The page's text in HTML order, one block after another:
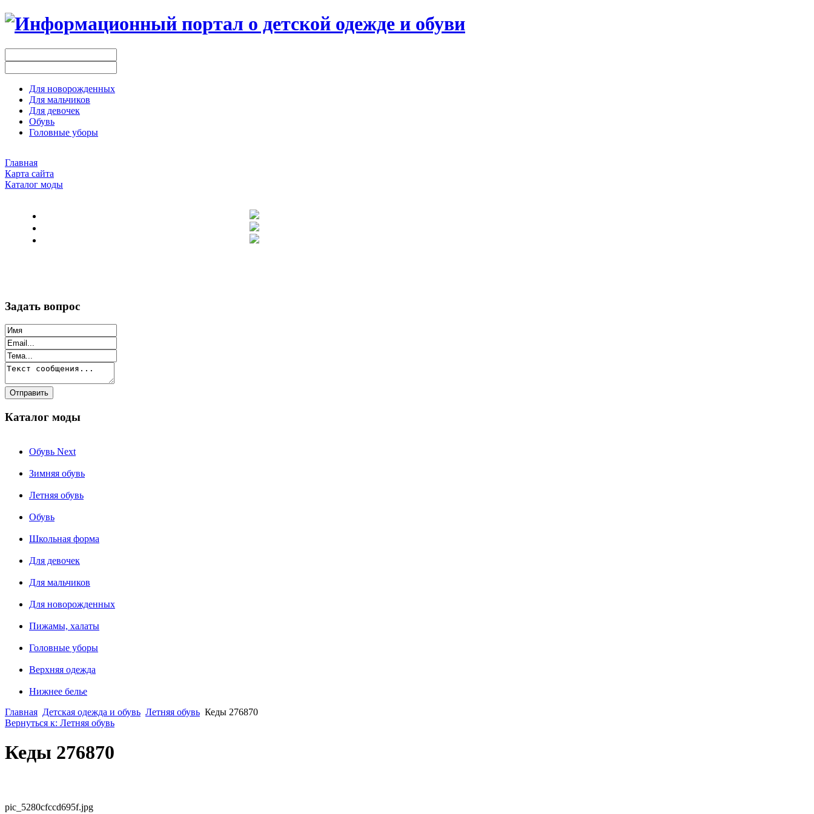
Для новорожденных
Для мальчиков
Для девочек
Обувь
Головные уборы
Главная
Карта сайта
Каталог моды
Задать вопрос
Каталог моды
Обувь Next
Зимняя обувь
Летняя обувь
Обувь
Школьная форма
Для девочек
Для мальчиков
Для новорожденных
Пижамы, халаты
Головные уборы
Верхняя одежда
Нижнее белье
Главная Детская одежда и обувь Летняя обувь Кеды 276870
Вернуться к: Летняя обувь
Кеды 276870
pic_5280cfccd695f.jpg